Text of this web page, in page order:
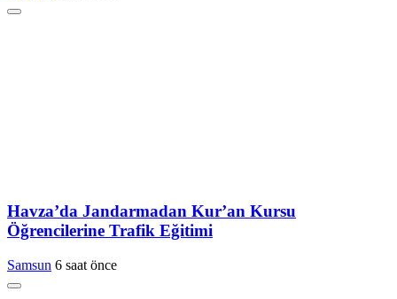
Havza’da Jandarmadan Kur’an Kursu
Öğrencilerine Trafik Eğitimi
Samsun 6 saat önce